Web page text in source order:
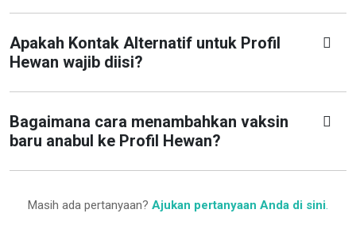
Apakah Kontak Alternatif untuk Profil
Hewan wajib diisi?
Bagaimana cara menambahkan vaksin
baru anabul ke Profil Hewan?
Masih ada pertanyaan? Ajukan pertanyaan Anda di sini.